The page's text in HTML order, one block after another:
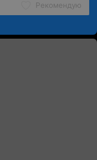
Рекомендую